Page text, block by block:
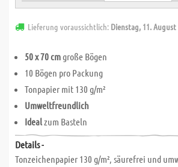
Lieferung voraussichtlich: Dienstag, 11. August
50 x 70 cmgroße Bögen
10 Bögen pro Packung
Tonpapier mit 130 g/m²
Umweltfreundlich
Idealzum Basteln
Details -
Tonzeichenpapier 130 g/m², säurefrei und